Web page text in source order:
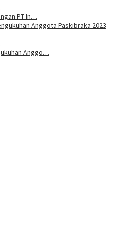
PT In…
Anggo…